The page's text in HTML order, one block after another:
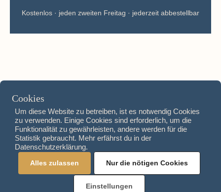
Kostenlos · jeden zweiten Freitag · jederzeit abbestellbar
Instagram
Impressum
Datenschutzerklärung
Cookies
Um diese Website zu betreiben, ist es notwendig Cookies
zu verwenden. Einige Cookies sind erforderlich, um die
Funktionalität zu gewährleisten, andere werden für die
Statistik gebraucht. Mehr erfährst du in der
Datenschutzerklärung.
Alles zulassen Nur die nötigen Cookies
Einstellungen